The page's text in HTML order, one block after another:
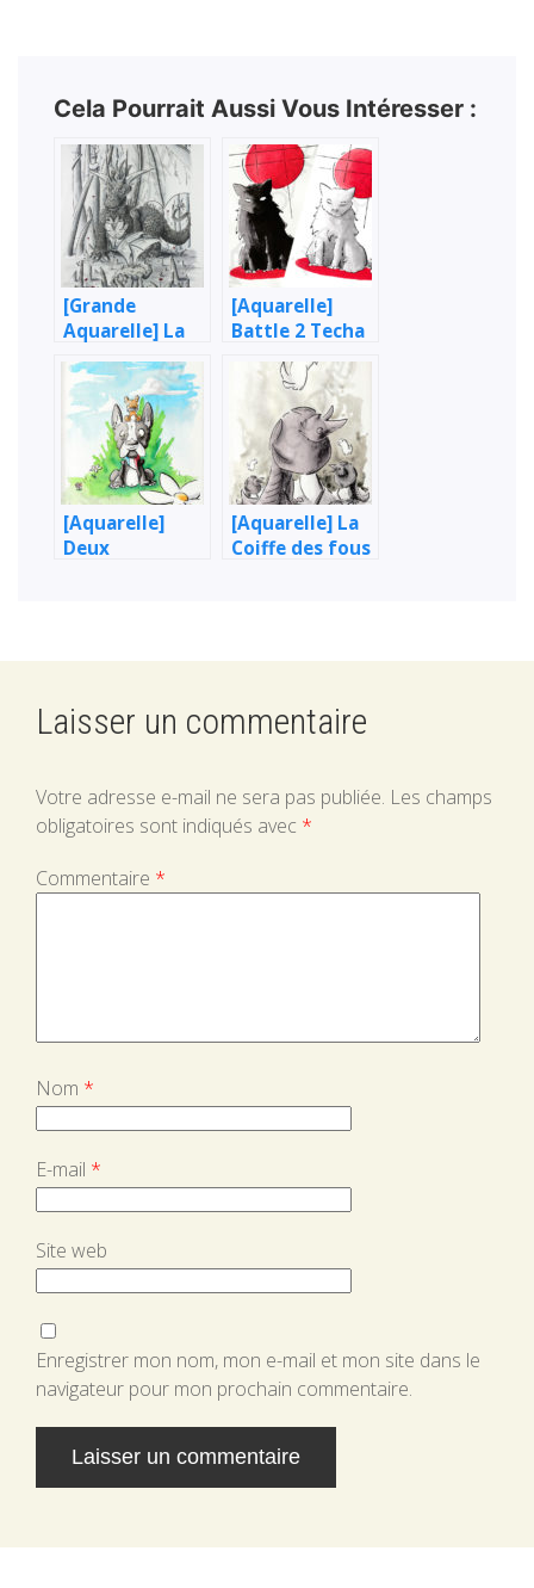
Cela Pourrait Aussi Vous Intéresser :
[Grande
Aquarelle] La
Chimère & le
Dragon
[Aquarelle]
Battle 2 Techa
– Étude de chat
(noir & blanc)
[Aquarelle]
Deux
[Aquarelle] La
Coiffe des fous
Laisser un commentaire
Votre adresse e-mail ne sera pas publiée. Les champs
obligatoires sont indiqués avec *
Commentaire *
Nom *
E-mail *
Site web
Enregistrer mon nom, mon e-mail et mon site dans le
navigateur pour mon prochain commentaire.